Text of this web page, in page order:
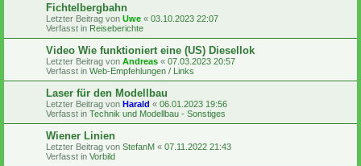
Fichtelbergbahn
Letzter Beitrag von Uwe « 03.10.2023 22:07
Verfasst in Reiseberichte
Video Wie funktioniert eine (US) Diesellok
Letzter Beitrag von Andreas « 07.03.2023 20:57
Verfasst in Web-Empfehlungen / Links
Laser für den Modellbau
Letzter Beitrag von Harald « 06.01.2023 19:56
Verfasst in Technik und Modellbau - Sonstiges
Wiener Linien
Letzter Beitrag von StefanM « 07.11.2022 21:43
Verfasst in Vorbild